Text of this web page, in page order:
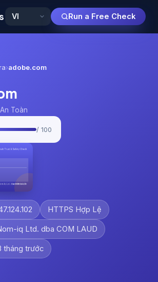
Run a Free Check
›adobe.com
Toàn
/ 100
HTTPS Hợp Lệ
iq Ltd. dba COM LAUD
tháng trước